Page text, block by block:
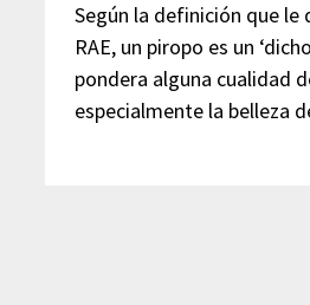
Según la definición que le
RAE, un piropo es un
pondera alguna cualidad
especialmente la belleza